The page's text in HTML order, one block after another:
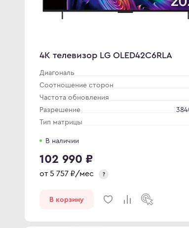
4K телевизор LG OLED42C6RLA
Диагональ
Соотношение сторон
Частота обновления
Разрешение
Тип матрицы
В наличии
102 990 ₽
от 5 757 ₽/мес ?
В корзину